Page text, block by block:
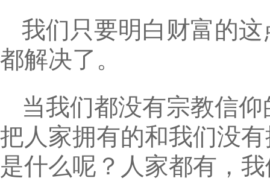
我们只要明白财富的
都解决了。
当我们都没有宗教信
把人家拥有的和我们没
是什么呢？人家都有，